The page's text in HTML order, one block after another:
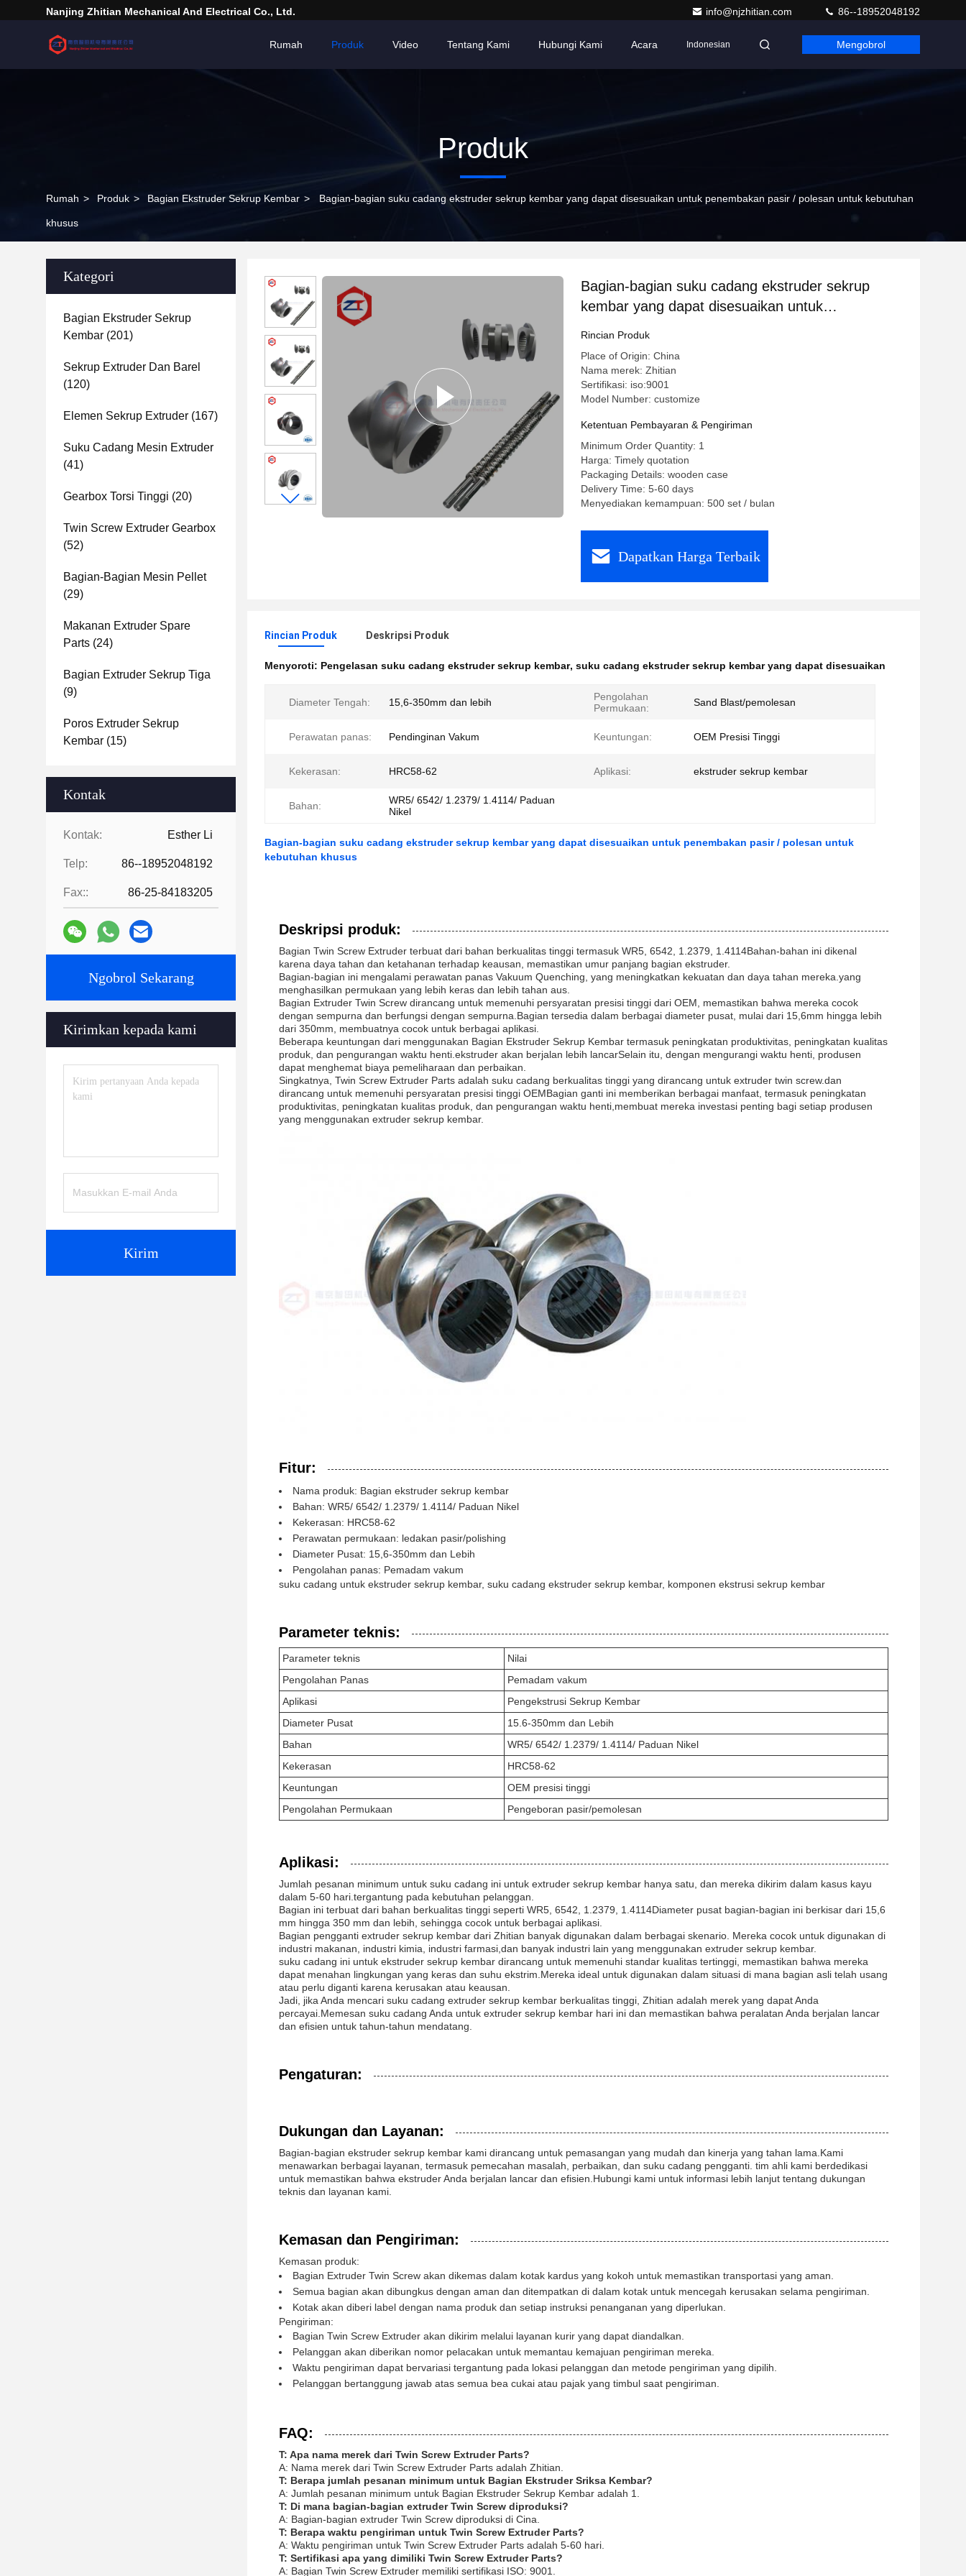
Nanjing Zhitian Mechanical And Electrical Co., Ltd. info@njzhitian.com 86--18952048192
Rumah Produk Video Tentang Kami Hubungi Kami Acara Indonesian Mengobrol
Produk
Rumah > Produk > Bagian Ekstruder Sekrup Kembar > Bagian-bagian suku cadang ekstruder sekrup kembar yang dapat disesuaikan untuk penembakan pasir / polesan untuk kebutuhan
khusus
Kategori
Bagian Ekstruder Sekrup
Kembar (201)
Sekrup Extruder Dan Barel
(120)
Elemen Sekrup Extruder (167)
Suku Cadang Mesin Extruder
(41)
Gearbox Torsi Tinggi (20)
Twin Screw Extruder Gearbox
(52)
Bagian-Bagian Mesin Pellet
(29)
Makanan Extruder Spare
Parts (24)
Bagian Extruder Sekrup Tiga
(9)
Poros Extruder Sekrup
Kembar (15)
Kontak
Kontak: Esther Li
Telp: 86--18952048192
Fax:: 86-25-84183205
Ngobrol Sekarang
Kirimkan kepada kami
Kirim
Bagian-bagian suku cadang ekstruder sekrup
kembar yang dapat disesuaikan untuk
Rincian Produk
Place of Origin: China
Nama merek: Zhitian
Sertifikasi: iso:9001
Model Number: customize
Ketentuan Pembayaran & Pengiriman
Minimum Order Quantity: 1
Harga: Timely quotation
Packaging Details: wooden case
Delivery Time: 5-60 days
Menyediakan kemampuan: 500 set / bulan
Dapatkan Harga Terbaik
Rincian Produk Deskripsi Produk
Menyoroti: Pengelasan suku cadang ekstruder sekrup kembar, suku cadang ekstruder sekrup kembar yang dapat disesuaikan
Diameter Tengah: 15,6-350mm dan lebih
Pengolahan
Permukaan:
Sand Blast/pemolesan
Perawatan panas: Pendinginan Vakum Keuntungan: OEM Presisi Tinggi
Kekerasan: HRC58-62 Aplikasi: ekstruder sekrup kembar
Bahan:
WR5/ 6542/ 1.2379/ 1.4114/ Paduan
Nikel
Bagian-bagian suku cadang ekstruder sekrup kembar yang dapat disesuaikan untuk penembakan pasir / polesan untuk
kebutuhan khusus
Deskripsi produk:
Bagian Twin Screw Extruder terbuat dari bahan berkualitas tinggi termasuk WR5, 6542, 1.2379, 1.4114Bahan-bahan ini dikenal
karena daya tahan dan ketahanan terhadap keausan, memastikan umur panjang bagian ekstruder.
Bagian-bagian ini mengalami perawatan panas Vakuum Quenching, yang meningkatkan kekuatan dan daya tahan mereka.yang
menghasilkan permukaan yang lebih keras dan lebih tahan aus.
Bagian Extruder Twin Screw dirancang untuk memenuhi persyaratan presisi tinggi dari OEM, memastikan bahwa mereka cocok
dengan sempurna dan berfungsi dengan sempurna.Bagian tersedia dalam berbagai diameter pusat, mulai dari 15,6mm hingga lebih
dari 350mm, membuatnya cocok untuk berbagai aplikasi.
Beberapa keuntungan dari menggunakan Bagian Ekstruder Sekrup Kembar termasuk peningkatan produktivitas, peningkatan kualitas
produk, dan pengurangan waktu henti.ekstruder akan berjalan lebih lancarSelain itu, dengan mengurangi waktu henti, produsen
dapat menghemat biaya pemeliharaan dan perbaikan.
Singkatnya, Twin Screw Extruder Parts adalah suku cadang berkualitas tinggi yang dirancang untuk extruder twin screw.dan
dirancang untuk memenuhi persyaratan presisi tinggi OEMBagian ganti ini memberikan berbagai manfaat, termasuk peningkatan
produktivitas, peningkatan kualitas produk, dan pengurangan waktu henti,membuat mereka investasi penting bagi setiap produsen
yang menggunakan extruder sekrup kembar.
Fitur:
Nama produk: Bagian ekstruder sekrup kembar
Bahan: WR5/ 6542/ 1.2379/ 1.4114/ Paduan Nikel
Kekerasan: HRC58-62
Perawatan permukaan: ledakan pasir/polishing
Diameter Pusat: 15,6-350mm dan Lebih
Pengolahan panas: Pemadam vakum
suku cadang untuk ekstruder sekrup kembar, suku cadang ekstruder sekrup kembar, komponen ekstrusi sekrup kembar
Parameter teknis:
Parameter teknis
Nilai
Pengolahan Panas
Pemadam vakum
Aplikasi
Pengekstrusi Sekrup Kembar
Diameter Pusat
15.6-350mm dan Lebih
Bahan
WR5/ 6542/ 1.2379/ 1.4114/ Paduan Nikel
Kekerasan
HRC58-62
Keuntungan
OEM presisi tinggi
Pengolahan Permukaan
Pengeboran pasir/pemolesan
Aplikasi:
Jumlah pesanan minimum untuk suku cadang ini untuk extruder sekrup kembar hanya satu, dan mereka dikirim dalam kasus kayu
dalam 5-60 hari.tergantung pada kebutuhan pelanggan.
Bagian ini terbuat dari bahan berkualitas tinggi seperti WR5, 6542, 1.2379, 1.4114Diameter pusat bagian-bagian ini berkisar dari 15,6
mm hingga 350 mm dan lebih, sehingga cocok untuk berbagai aplikasi.
Bagian pengganti extruder sekrup kembar dari Zhitian banyak digunakan dalam berbagai skenario. Mereka cocok untuk digunakan di
industri makanan, industri kimia, industri farmasi,dan banyak industri lain yang menggunakan extruder sekrup kembar.
suku cadang ini untuk ekstruder sekrup kembar dirancang untuk memenuhi standar kualitas tertinggi, memastikan bahwa mereka
dapat menahan lingkungan yang keras dan suhu ekstrim.Mereka ideal untuk digunakan dalam situasi di mana bagian asli telah usang
atau perlu diganti karena kerusakan atau keausan.
Jadi, jika Anda mencari suku cadang extruder sekrup kembar berkualitas tinggi, Zhitian adalah merek yang dapat Anda
percayai.Memesan suku cadang Anda untuk extruder sekrup kembar hari ini dan memastikan bahwa peralatan Anda berjalan lancar
dan efisien untuk tahun-tahun mendatang.
Pengaturan:
Dukungan dan Layanan:
Bagian-bagian ekstruder sekrup kembar kami dirancang untuk pemasangan yang mudah dan kinerja yang tahan lama.Kami
menawarkan berbagai layanan, termasuk pemecahan masalah, perbaikan, dan suku cadang pengganti. tim ahli kami berdedikasi
untuk memastikan bahwa ekstruder Anda berjalan lancar dan efisien.Hubungi kami untuk informasi lebih lanjut tentang dukungan
teknis dan layanan kami.
Kemasan dan Pengiriman:
Kemasan produk:
Bagian Extruder Twin Screw akan dikemas dalam kotak kardus yang kokoh untuk memastikan transportasi yang aman.
Semua bagian akan dibungkus dengan aman dan ditempatkan di dalam kotak untuk mencegah kerusakan selama pengiriman.
Kotak akan diberi label dengan nama produk dan setiap instruksi penanganan yang diperlukan.
Pengiriman:
Bagian Twin Screw Extruder akan dikirim melalui layanan kurir yang dapat diandalkan.
Pelanggan akan diberikan nomor pelacakan untuk memantau kemajuan pengiriman mereka.
Waktu pengiriman dapat bervariasi tergantung pada lokasi pelanggan dan metode pengiriman yang dipilih.
Pelanggan bertanggung jawab atas semua bea cukai atau pajak yang timbul saat pengiriman.
FAQ:
T: Apa nama merek dari Twin Screw Extruder Parts?
A: Nama merek dari Twin Screw Extruder Parts adalah Zhitian.
T: Berapa jumlah pesanan minimum untuk Bagian Ekstruder Sriksa Kembar?
A: Jumlah pesanan minimum untuk Bagian Ekstruder Sekrup Kembar adalah 1.
T: Di mana bagian-bagian extruder Twin Screw diproduksi?
A: Bagian-bagian extruder Twin Screw diproduksi di Cina.
T: Berapa waktu pengiriman untuk Twin Screw Extruder Parts?
A: Waktu pengiriman untuk Twin Screw Extruder Parts adalah 5-60 hari.
T: Sertifikasi apa yang dimiliki Twin Screw Extruder Parts?
A: Bagian Twin Screw Extruder memiliki sertifikasi ISO: 9001.